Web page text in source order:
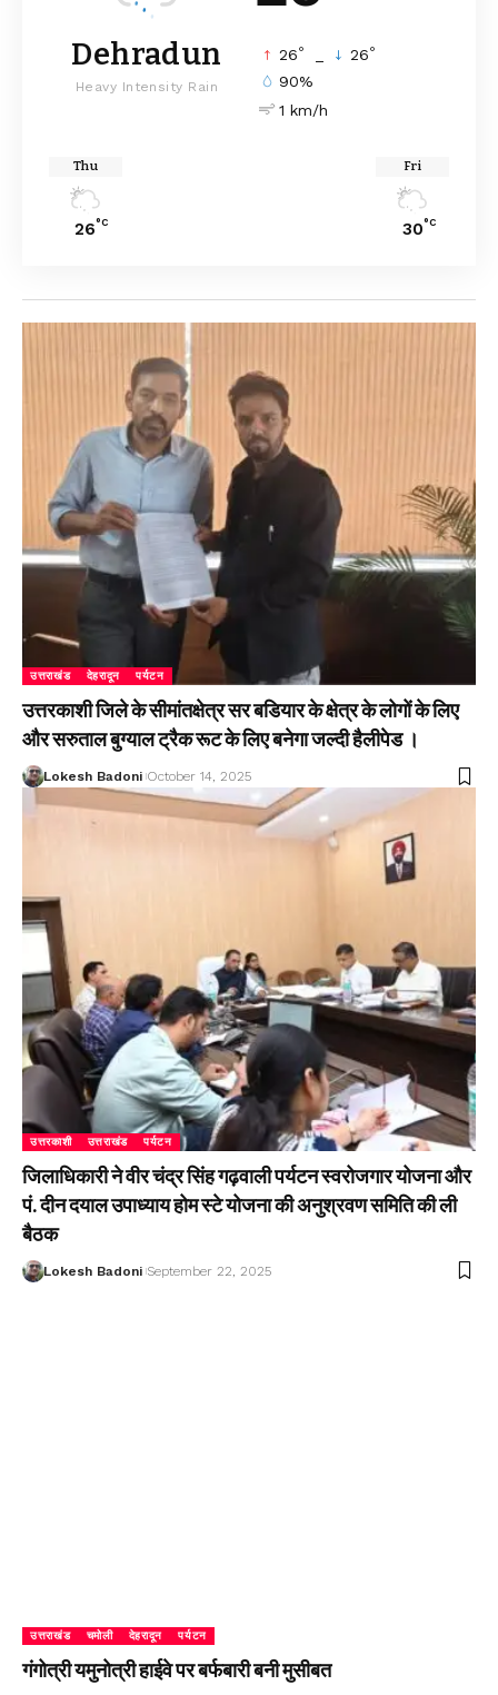
Dehradun
Heavy Intensity Rain
26° 26°
90%
1 km/h
Thu
26°C
Fri
30°C
उत्तराखंड देहरादून पर्यटन
उत्तरकाशी जिले के सीमांतक्षेत्र सर बडियार के क्षेत्र के लोगों के लिए
और सरुताल बुग्याल ट्रैक रूट के लिए बनेगा जल्दी हैलीपेड ।
Lokesh Badoni October 14, 2025
उत्तरकाशी उत्तराखंड पर्यटन
जिलाधिकारी ने वीर चंद्र सिंह गढ़वाली पर्यटन स्वरोजगार योजना और
पं. दीन दयाल उपाध्याय होम स्टे योजना की अनुश्रवण समिति की ली
बैठक
Lokesh Badoni September 22, 2025
उत्तराखंड चमोली देहरादून पर्यटन
गंगोत्री यमुनोत्री हाईवे पर बर्फबारी बनी मुसीबत